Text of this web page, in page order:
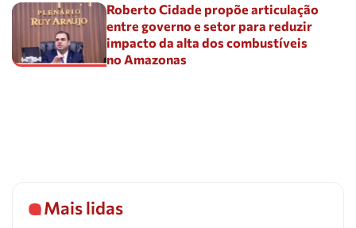
Roberto Cidade propõe articulação
entre governo e setor para reduzir
impacto da alta dos combustíveis
no Amazonas
Mais lidas